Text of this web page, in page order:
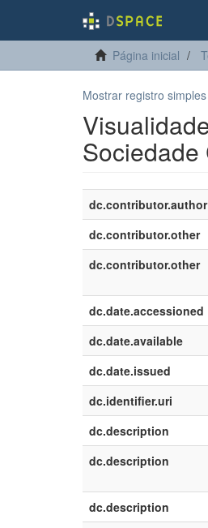
Página inicial
Mostrar registro simples
dc.contributor.author
dc.contributor.other
dc.contributor.other
dc.date.accessioned
dc.date.available
dc.date.issued
dc.identifier.uri
dc.description
dc.description
dc.description